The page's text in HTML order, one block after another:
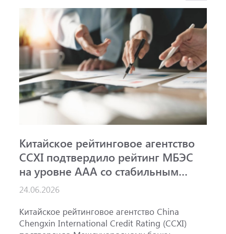
Китайское рейтинговое агентство
CCXI подтвердило рейтинг МБЭС
на уровне AAA со стабильным
прогнозом
24.06.2026
Китайское рейтинговое агентство China
Chengxin International Credit Rating (CCXI)